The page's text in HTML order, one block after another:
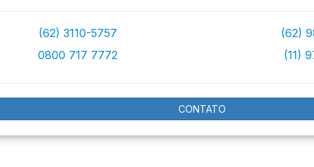
(62) 3110-5757
0800 717 7772
(62)
(11)
CONTATO